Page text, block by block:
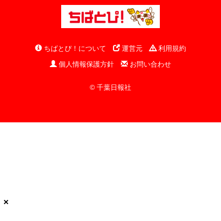
ちばとぴ！について 運営元
利用規約
個人情報保護方針
お問い合わせ
© 千葉日報社
×